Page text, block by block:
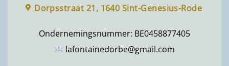
Dorpsstraat 21, 1640 Sint-Genesius-Rode
Ondernemingsnummer: BE0458877405
lafontainedorbe@gmail.com